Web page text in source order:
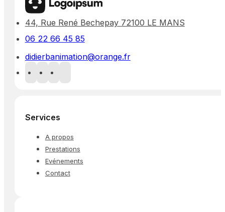
44, Rue René Bechepay 72100 LE MANS
06 22 66 45 85
didierbanimation@orange.fr
Services
A propos
Prestations
Evénements
Contact